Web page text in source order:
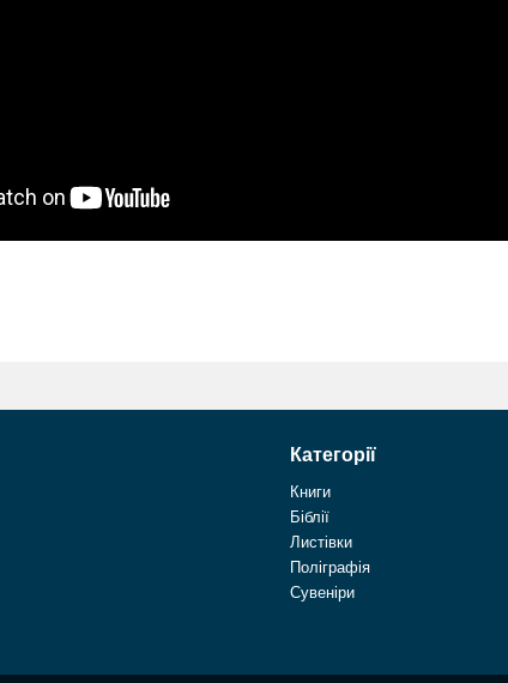
Категорії
Книги
Біблії
Листівки
Поліграфія
Сувеніри